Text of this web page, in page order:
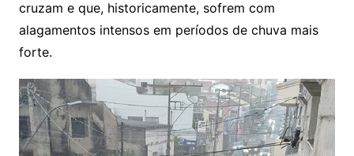
cruzam e que, historicamente, sofrem com
alagamentos intensos em períodos de chuva mais
forte.